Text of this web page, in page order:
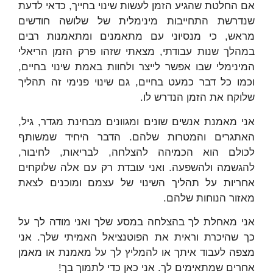
אם החלטת שהגיע הזמן לעשות שינוי בחייך, כדאי לדעת
שנדרשת התחייבות מינימלית של שלושה חודשים
מראש, כי מנסיוני עם מתאמנים ומתאמנות רבים
במהלך שנות עבודתי, מצאתי שזהו פרק הזמן הריאלי
המינימלי שבו אפשר לייצר ולחוות באמת שינוי בחיים,
וכמו כל דבר כמעט בחיים, גם שינוי פנימי זה תהליך
שלוקח את הזמן הנדרש לו.
אני מאמנת אנשים שונים ומגוונים מבחינת מגדר, גיל,
האתגרים והמטרות שלהם. הדבר היחיד שמשותף
לכולם הוא הכמיהה להצלחה, לבריאות, לחיבור,
להגשמה ולהשפעה. ואני עובדת רק עם אלה שלוקחים
אחריות על תהליך השינוי של עצמם ומוכנים לצאת
מאזור הנוחות שלהם.
אני מאחלת לך בהצלחה במסע שלך ואני מודה לך על
כך שהיכרת וראית את הפוטנציאל האמיתי שלך. אני
מצפה לעבוד איתך או להמליץ לך על מאמנת או מאמן
אחרים שמתאימים לך. אני כאן כדי לתמוך בך!